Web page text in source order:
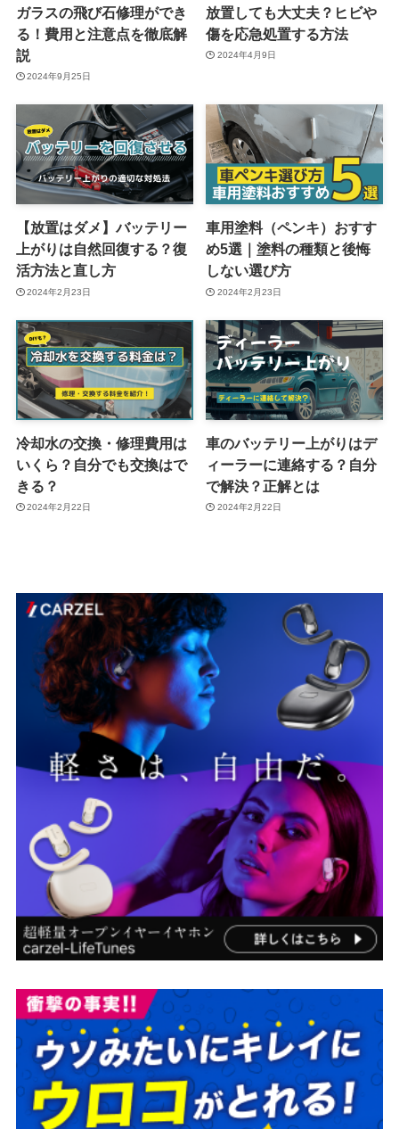
ガラスの飛び石修理ができ
る！費用と注意点を徹底解
説
2024年9月25日
放置しても大丈夫？ヒビや
傷を応急処置する方法
2024年4月9日
【放置はダメ】バッテリー
上がりは自然回復する？復
活方法と直し方
2024年2月23日
車用塗料（ペンキ）おすす
め5選｜塗料の種類と後悔
しない選び方
2024年2月23日
冷却水の交換・修理費用は
いくら？自分でも交換はで
きる？
2024年2月22日
車のバッテリー上がりはデ
ィーラーに連絡する？自分
で解決？正解とは
2024年2月22日